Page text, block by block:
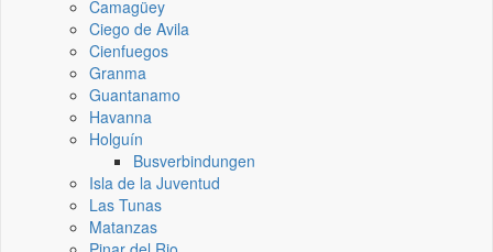
Camagüey
Ciego de Avila
Cienfuegos
Granma
Guantanamo
Havanna
Holguín
Busverbindungen
Isla de la Juventud
Las Tunas
Matanzas